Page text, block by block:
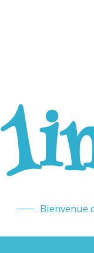
Bienvenue